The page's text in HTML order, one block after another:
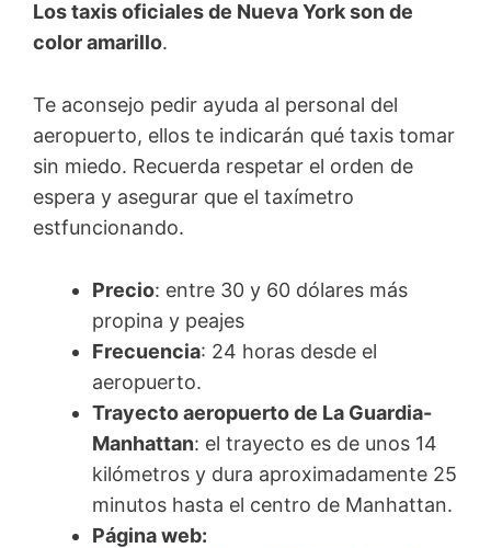
Los taxis oficiales de Nueva York son de
color amarillo.
Te aconsejo pedir ayuda al personal del
aeropuerto, ellos te indicarán qué taxis tomar
sin miedo. Recuerda respetar el orden de
espera y asegurar que el taxímetro
estfuncionando.
Precio: entre 30 y 60 dólares más
propina y peajes
Frecuencia: 24 horas desde el
aeropuerto.
Trayecto aeropuerto de La Guardia-
Manhattan: el trayecto es de unos 14
kilómetros y dura aproximadamente 25
minutos hasta el centro de Manhattan.
Página web: